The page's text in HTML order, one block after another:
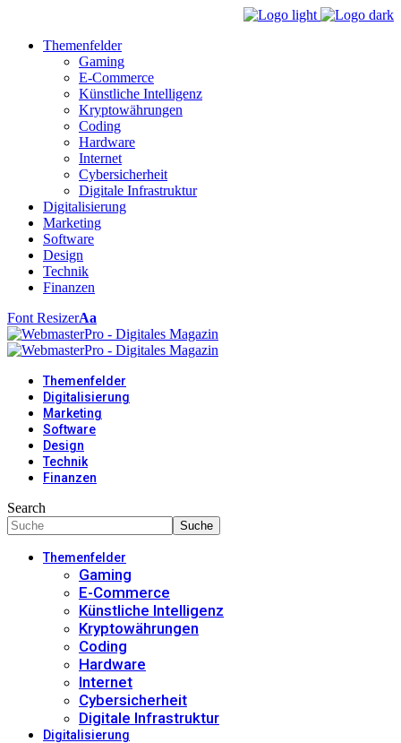
Themenfelder
Gaming
E-Commerce
Künstliche Intelligenz
Kryptowährungen
Coding
Hardware
Internet
Cybersicherheit
Digitale Infrastruktur
Digitalisierung
Marketing
Software
Design
Technik
Finanzen
Font ResizerAa
Themenfelder
Digitalisierung
Marketing
Software
Design
Technik
Finanzen
Search
Themenfelder
Gaming
E-Commerce
Künstliche Intelligenz
Kryptowährungen
Coding
Hardware
Internet
Cybersicherheit
Digitale Infrastruktur
Digitalisierung